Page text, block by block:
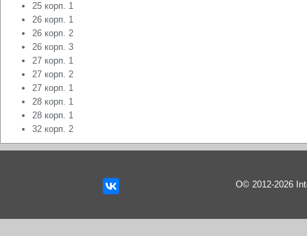
25 корп. 1
26 корп. 1
26 корп. 2
26 корп. 3
27 корп. 1
27 корп. 2
27 корп. 1
28 корп. 1
28 корп. 1
32 корп. 2
О© 2012-2026